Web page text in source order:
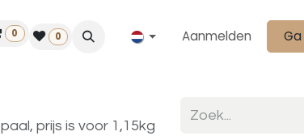
een dealer
0 0 Aanmelden
prijs is voor 1,15kg